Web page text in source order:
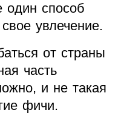
один способ
увлечение.
от страны
часть
и не такая
фичи.